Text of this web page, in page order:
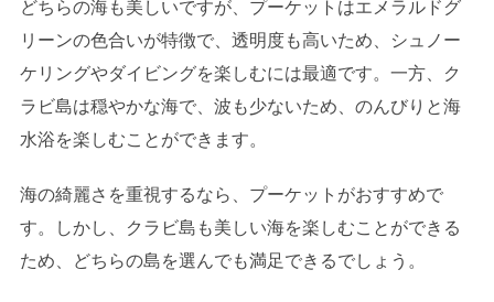
どちらの海も美しいですが、プーケットはエメラルドグ
リーンの色合いが特徴で、透明度も高いため、シュノー
ケリングやダイビングを楽しむには最適です。一方、ク
ラビ島は穏やかな海で、波も少ないため、のんびりと海
水浴を楽しむことができます。
海の綺麗さを重視するなら、プーケットがおすすめで
す。しかし、クラビ島も美しい海を楽しむことができる
ため、どちらの島を選んでも満足できるでしょう。